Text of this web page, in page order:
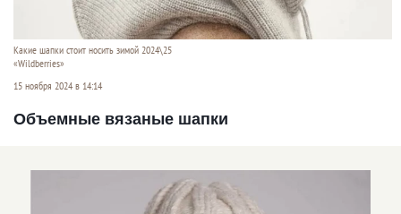
Какие шапки стоит носить зимой 2024\25
«Wildberries»
15 ноября 2024 в 14:14
Объемные вязаные шапки